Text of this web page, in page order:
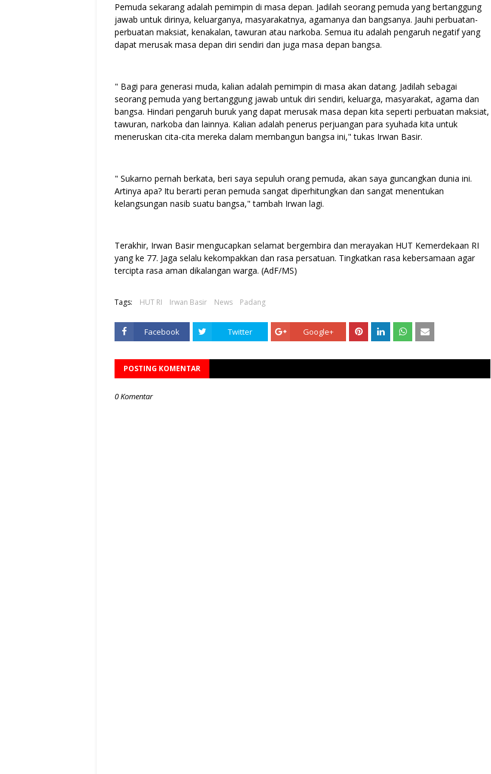
Pemuda sekarang adalah pemimpin di masa depan. Jadilah seorang pemuda yang bertanggung
jawab untuk dirinya, keluarganya, masyarakatnya, agamanya dan bangsanya. Jauhi perbuatan-
perbuatan maksiat, kenakalan, tawuran atau narkoba. Semua itu adalah pengaruh negatif yang
dapat merusak masa depan diri sendiri dan juga masa depan bangsa.
" Bagi para generasi muda, kalian adalah pemimpin di masa akan datang. Jadilah sebagai
seorang pemuda yang bertanggung jawab untuk diri sendiri, keluarga, masyarakat, agama dan
bangsa. Hindari pengaruh buruk yang dapat merusak masa depan kita seperti perbuatan maksiat,
tawuran, narkoba dan lainnya. Kalian adalah penerus perjuangan para syuhada kita untuk
meneruskan cita-cita mereka dalam membangun bangsa ini," tukas Irwan Basir.
" Sukarno pernah berkata, beri saya sepuluh orang pemuda, akan saya guncangkan dunia ini.
Artinya apa? Itu berarti peran pemuda sangat diperhitungkan dan sangat menentukan
kelangsungan nasib suatu bangsa," tambah Irwan lagi.
Terakhir, Irwan Basir mengucapkan selamat bergembira dan merayakan HUT Kemerdekaan RI
yang ke 77. Jaga selalu kekompakkan dan rasa persatuan. Tingkatkan rasa kebersamaan agar
tercipta rasa aman dikalangan warga. (AdF/MS)
Tags: HUT RI Irwan Basir News Padang
Facebook Twitter Google+
POSTING KOMENTAR
0 Komentar